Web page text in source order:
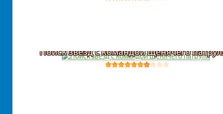
Поиск звезд с командой Щенячего